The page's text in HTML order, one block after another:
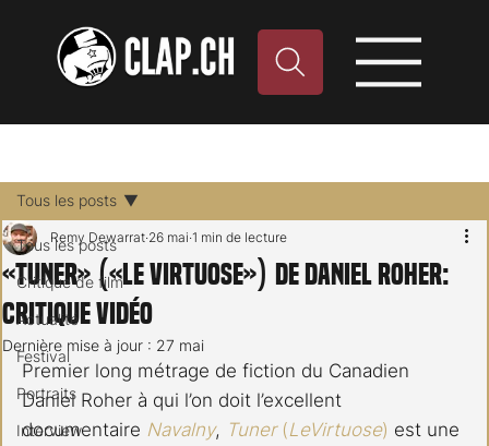
Tous les posts
Critique de film
Actualité
Festival
Portraits
Interview
Tous les posts
«Tuner» («Le Virtuose») de Daniel Roher:
critique vidéo
Remy Dewarrat 26 mai 1 min de lecture
Dernière mise à jour : 27 mai
Premier long métrage de fiction du Canadien
Daniel Roher à qui l’on doit l’excellent
documentaire Navalny, Tuner (LeVirtuose) est une